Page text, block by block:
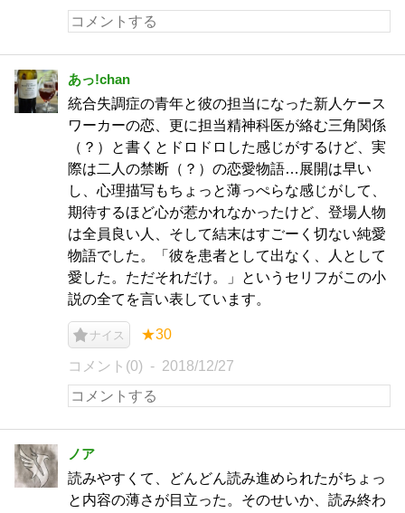
あっ!chan
統合失調症の青年と彼の担当になった新人ケース
ワーカーの恋、更に担当精神科医が絡む三角関係
（？）と書くとドロドロした感じがするけど、実
際は二人の禁断（？）の恋愛物語…展開は早い
し、心理描写もちょっと薄っぺらな感じがして、
期待するほど心が惹かれなかったけど、登場人物
は全員良い人、そして結末はすごーく切ない純愛
物語でした。「彼を患者として出なく、人として
愛した。ただそれだけ。」というセリフがこの小
説の全てを言い表しています。
ナイス ★30
コメント(0) 2018/12/27
ノア
読みやすくて、どんどん読み進められたがちょっ
と内容の薄さが目立った。そのせいか、読み終わ